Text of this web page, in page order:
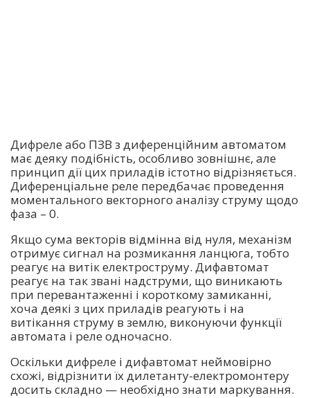
Дифреле або ПЗВ з диференційним автоматом
має деяку подібність, особливо зовнішнє, але
принцип дії цих приладів істотно відрізняється.
Диференціальне реле передбачає проведення
моментального векторного аналізу струму щодо
фаза – 0.
Якщо сума векторів відмінна від нуля, механізм
отримує сигнал на розмикання ланцюга, тобто
реагує на витік електроструму. Дифавтомат
реагує на так звані надструми, що виникають
при перевантаженні і короткому замиканні,
хоча деякі з цих приладів реагують і на
витікання струму в землю, виконуючи функції
автомата і реле одночасно.
Оскільки дифреле і дифавтомат неймовірно
схожі, відрізнити їх дилетанту-електромонтеру
досить складно — необхідно знати маркування.